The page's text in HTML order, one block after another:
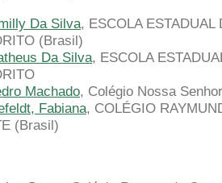
Da Silva, ESCOLA
(Brasil)
Da Silva, ESCOLA
Machado, Colégio Nossa
Fabiana, COLÉGIO
(Brasil)